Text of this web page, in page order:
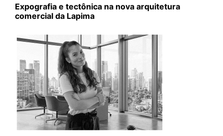
Expografia e tectônica na nova arquitetura
comercial da Lapima